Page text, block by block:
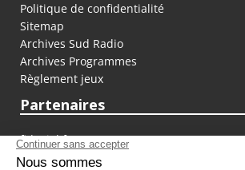
Politique de confidentialité
Sitemap
Archives Sud Radio
Archives Programmes
Règlement jeux
Partenaires
fiducial.fr
lyoncapitale.fr